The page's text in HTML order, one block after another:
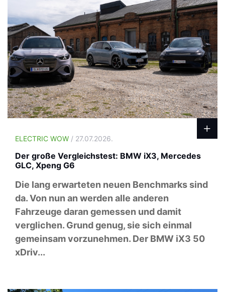
ELECTRIC WOW / 27.07.2026.
Der große Vergleichstest: BMW iX3, Mercedes
GLC, Xpeng G6
Die lang erwarteten neuen Benchmarks sind
da. Von nun an werden alle anderen
Fahrzeuge daran gemessen und damit
verglichen. Grund genug, sie sich einmal
gemeinsam vorzunehmen. Der BMW iX3 50
xDriv...